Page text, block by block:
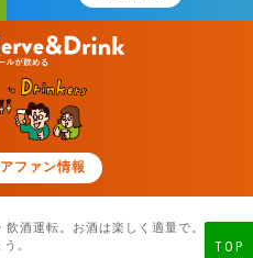
TOP
ファン情報
酒運転。お酒は楽しく適量で。 妊娠
。